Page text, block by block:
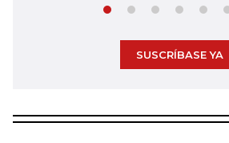
SUSCRÍBASE YA